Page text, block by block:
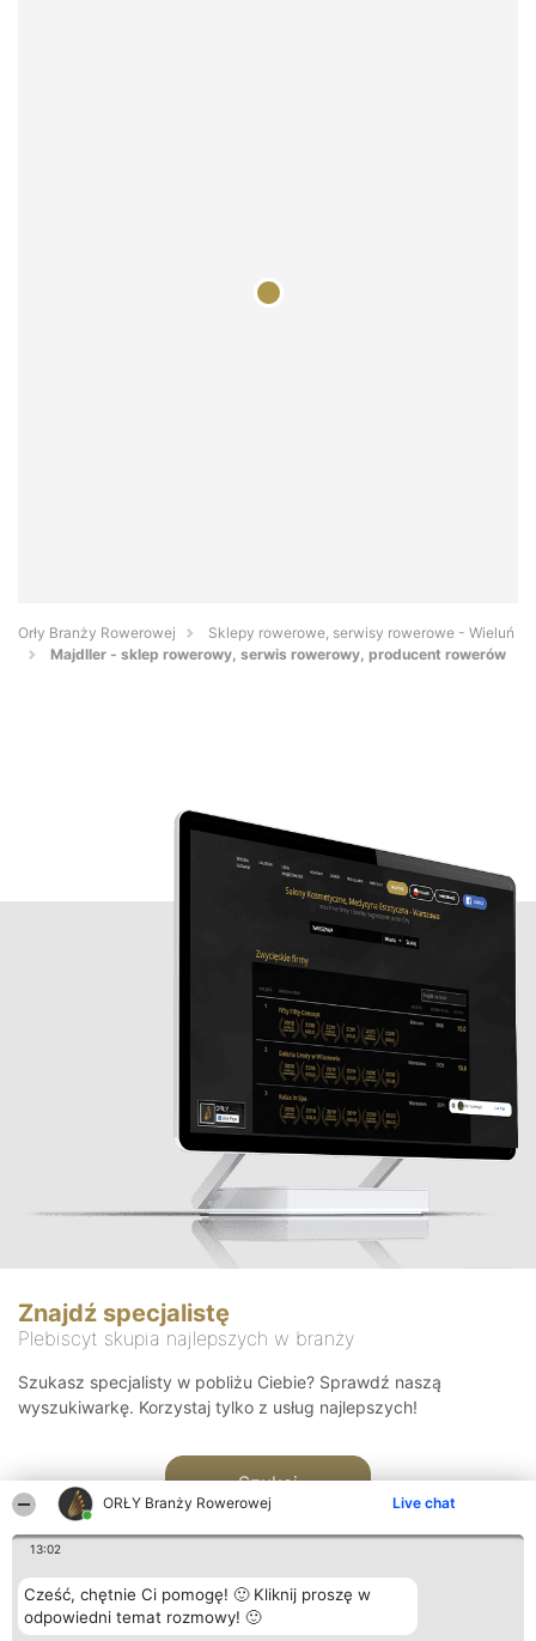
ORŁY Branży Rowerowej Live chat
13:02
Cześć, chętnie Ci pomogę! 🙂 Kliknij proszę w
odpowiedni temat rozmowy! 🙂
Orły Branży Rowerowej
Sklepy rowerowe, serwisy rowerowe - Wieluń
Majdller - sklep rowerowy, serwis rowerowy, producent rowerów
Znajdź specjalistę
Plebiscyt skupia najlepszych w branży
Szukasz specjalisty w pobliżu Ciebie? Sprawdź naszą
wyszukiwarkę. Korzystaj tylko z usług najlepszych!
Szukaj